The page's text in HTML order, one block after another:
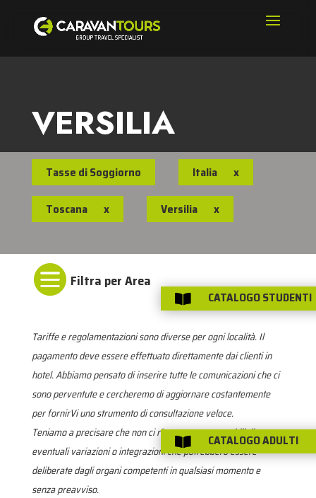
VERSILIA
Tasse di Soggiorno Italia x
Toscana x Versilia x

Tariffe e regolamentazioni sono diverse per ogni località. Il
pagamento deve essere effettuato direttamente dai clienti in
hotel. Abbiamo pensato di inserire tutte le comunicazioni che ci
sono perventute e cercheremo di aggiornare costantemente
per fornirVi uno strumento di consultazione veloce.
Teniamo a precisare che non ci riterremo responsabili di
eventuali variazioni o integrazioni che potrebbero essere
deliberate dagli organi competenti in qualsiasi momento e
senza preavviso.
 CATALOGO STUDENTI
 CATALOGO ADULTI